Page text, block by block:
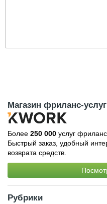
Магазин фриланс-услуг
Более 250 000 услуг
Быстрый заказ, удобный
возврата средств.
Рубрики